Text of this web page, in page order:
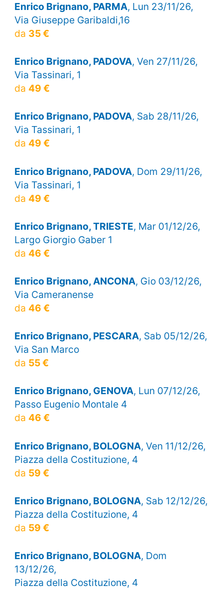
Enrico Brignano, PARMA, Lun 23/11/26,
Via Giuseppe Garibaldi,16
da 35 €
Enrico Brignano, PADOVA, Ven 27/11/26,
Via Tassinari, 1
da 49 €
Enrico Brignano, PADOVA, Sab 28/11/26,
Via Tassinari, 1
da 49 €
Enrico Brignano, PADOVA, Dom 29/11/26,
Via Tassinari, 1
da 49 €
Enrico Brignano, TRIESTE, Mar 01/12/26,
Largo Giorgio Gaber 1
da 46 €
Enrico Brignano, ANCONA, Gio 03/12/26,
Via Cameranense
da 46 €
Enrico Brignano, PESCARA, Sab 05/12/26,
Via San Marco
da 55 €
Enrico Brignano, GENOVA, Lun 07/12/26,
Passo Eugenio Montale 4
da 46 €
Enrico Brignano, BOLOGNA, Ven 11/12/26,
Piazza della Costituzione, 4
da 59 €
Enrico Brignano, BOLOGNA, Sab 12/12/26,
Piazza della Costituzione, 4
da 59 €
Enrico Brignano, BOLOGNA, Dom
13/12/26,
Piazza della Costituzione, 4